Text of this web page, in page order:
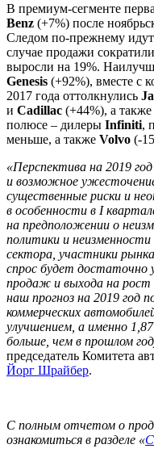
В премиум-сегменте
Benz (+7%) после
Следом по-прежнему идут
случае продажи
выросли на 19%.
Genesis (+92%), вместе с
2017 года оттолкнулись
и Cadillac (+44%), а также
полюсе – дилеры Infiniti,
меньше, а также Volvo (-
«Перспектива на 2019
и возможное
существенные риски и
в особенности в I
на предположении о
политики и
сектора, участники
спрос будет достаточно
продаж и выхода на рост
наш прогноз на 2019 год
коммерческих
улучшением, а именно
больше, чем в прошлом
председатель Комитета
Йорг Шрайбер.
С полным отчетом о
ознакомиться в разделе «